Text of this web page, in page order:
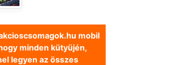
mobil
minden kütyüjén,
legyen az összes